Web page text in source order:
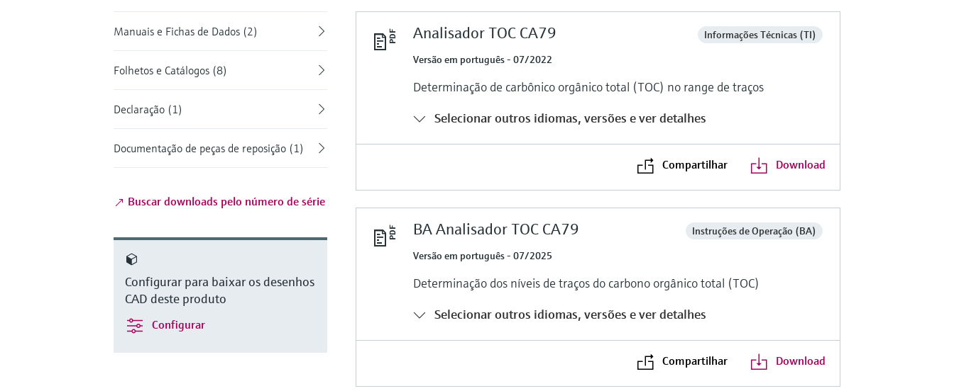
Manuais e Fichas de Dados (2)
Folhetos e Catálogos (8)
Declaração (1)
Documentação de peças de reposição (1)
Buscar downloads pelo número de série
Configurar para baixar os desenhos
CAD deste produto
Configurar
Analisador TOC CA79
Informações Técnicas (TI)
Versão em português - 07/2022
Determinação de carbônico orgânico total (TOC) no range de traços
Selecionar outros idiomas, versões e ver detalhes
Compartilhar Download
BA Analisador TOC CA79
Instruções de Operação (BA)
Versão em português - 07/2025
Determinação dos níveis de traços do carbono orgânico total (TOC)
Selecionar outros idiomas, versões e ver detalhes
Compartilhar Download